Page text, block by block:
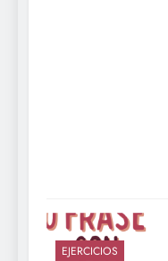
EJERCICIOS